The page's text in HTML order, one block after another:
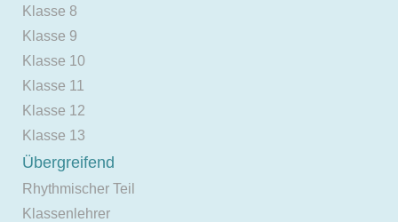
Klasse 8
Klasse 9
Klasse 10
Klasse 11
Klasse 12
Klasse 13
Übergreifend
Rhythmischer Teil
Klassenlehrer